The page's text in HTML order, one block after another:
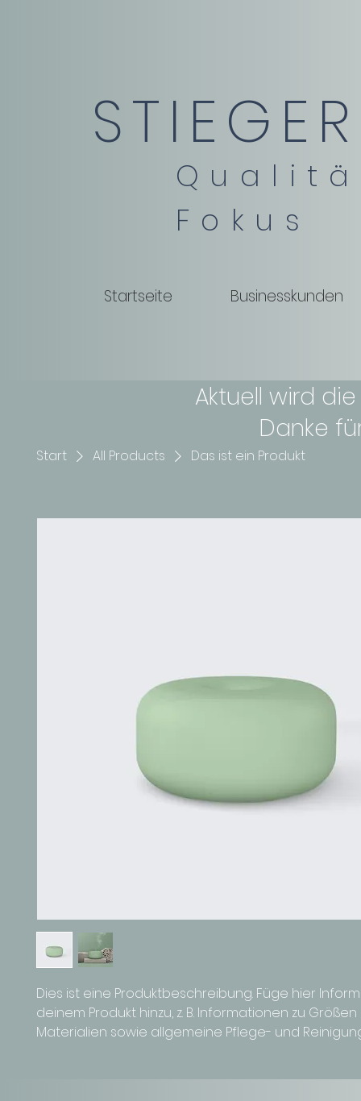
Startseite Businesskunden
Fokus
Aktuell wird
Danke
Start All Products Das ist ein Produkt
Dies ist eine Produktbeschreibung. Füge hier
deinem Produkt hinzu, z. B. Informationen zu
Materialien sowie allgemeine Pflege- und